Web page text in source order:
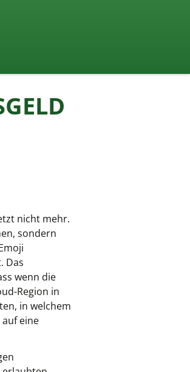
nicht mehr.
sondern
Das
wenn die
Region in
in welchem
eine